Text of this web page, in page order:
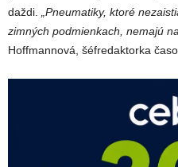
daždi.
„Pneumatiky, ktoré
zimných podmienkach, nemajú
Hoffmannová, šéfredaktorka